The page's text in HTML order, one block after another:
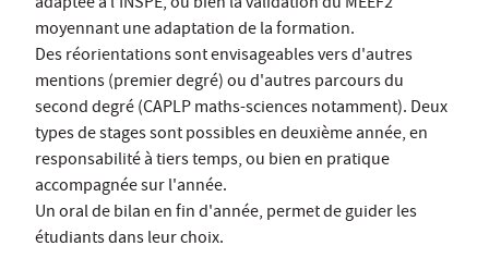
moyennant une adaptation de la formation.
Des réorientations sont envisageables vers d'autres
mentions (premier degré) ou d'autres parcours du
second degré (CAPLP maths-sciences notamment). Deux
types de stages sont possibles en deuxième année, en
responsabilité à tiers temps, ou bien en pratique
accompagnée sur l'année.
Un oral de bilan en fin d'année, permet de guider les
étudiants dans leur choix.